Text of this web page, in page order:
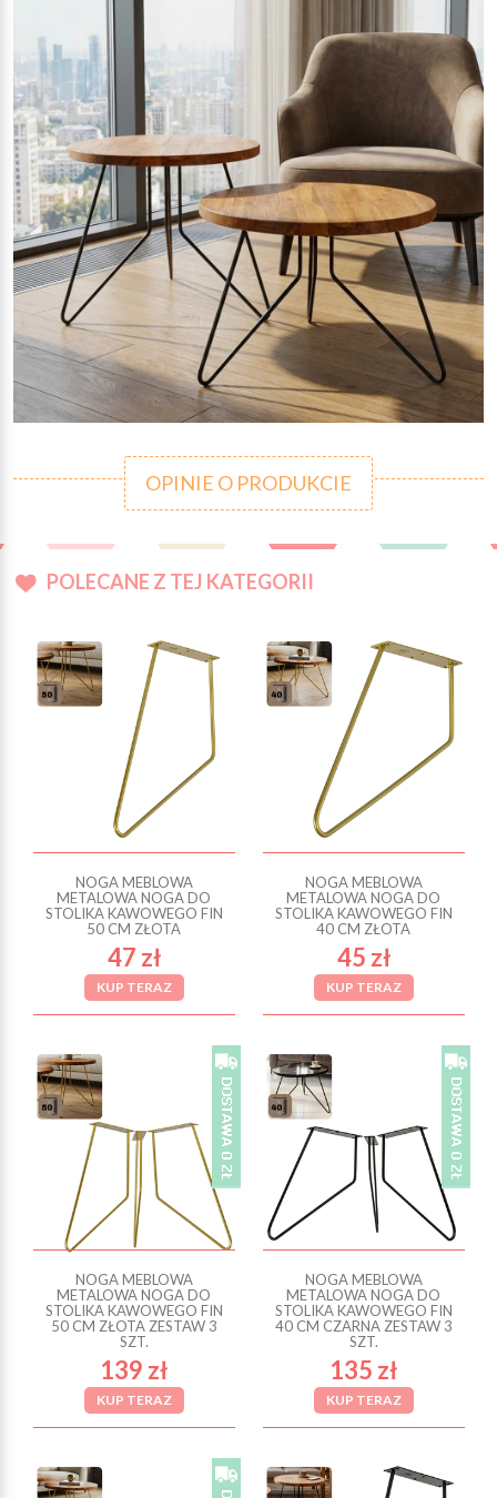
OPINIE O PRODUKCIE
POLECANE Z TEJ KATEGORII
NOGA MEBLOWA
METALOWA NOGA DO
STOLIKA KAWOWEGO FIN
50 CM ZŁOTA
47 zł
KUP TERAZ
NOGA MEBLOWA
METALOWA NOGA DO
STOLIKA KAWOWEGO FIN
40 CM ZŁOTA
45 zł
KUP TERAZ
NOGA MEBLOWA
METALOWA NOGA DO
STOLIKA KAWOWEGO FIN
50 CM ZŁOTA ZESTAW 3
SZT.
139 zł
KUP TERAZ
NOGA MEBLOWA
METALOWA NOGA DO
STOLIKA KAWOWEGO FIN
40 CM CZARNA ZESTAW 3
SZT.
135 zł
KUP TERAZ